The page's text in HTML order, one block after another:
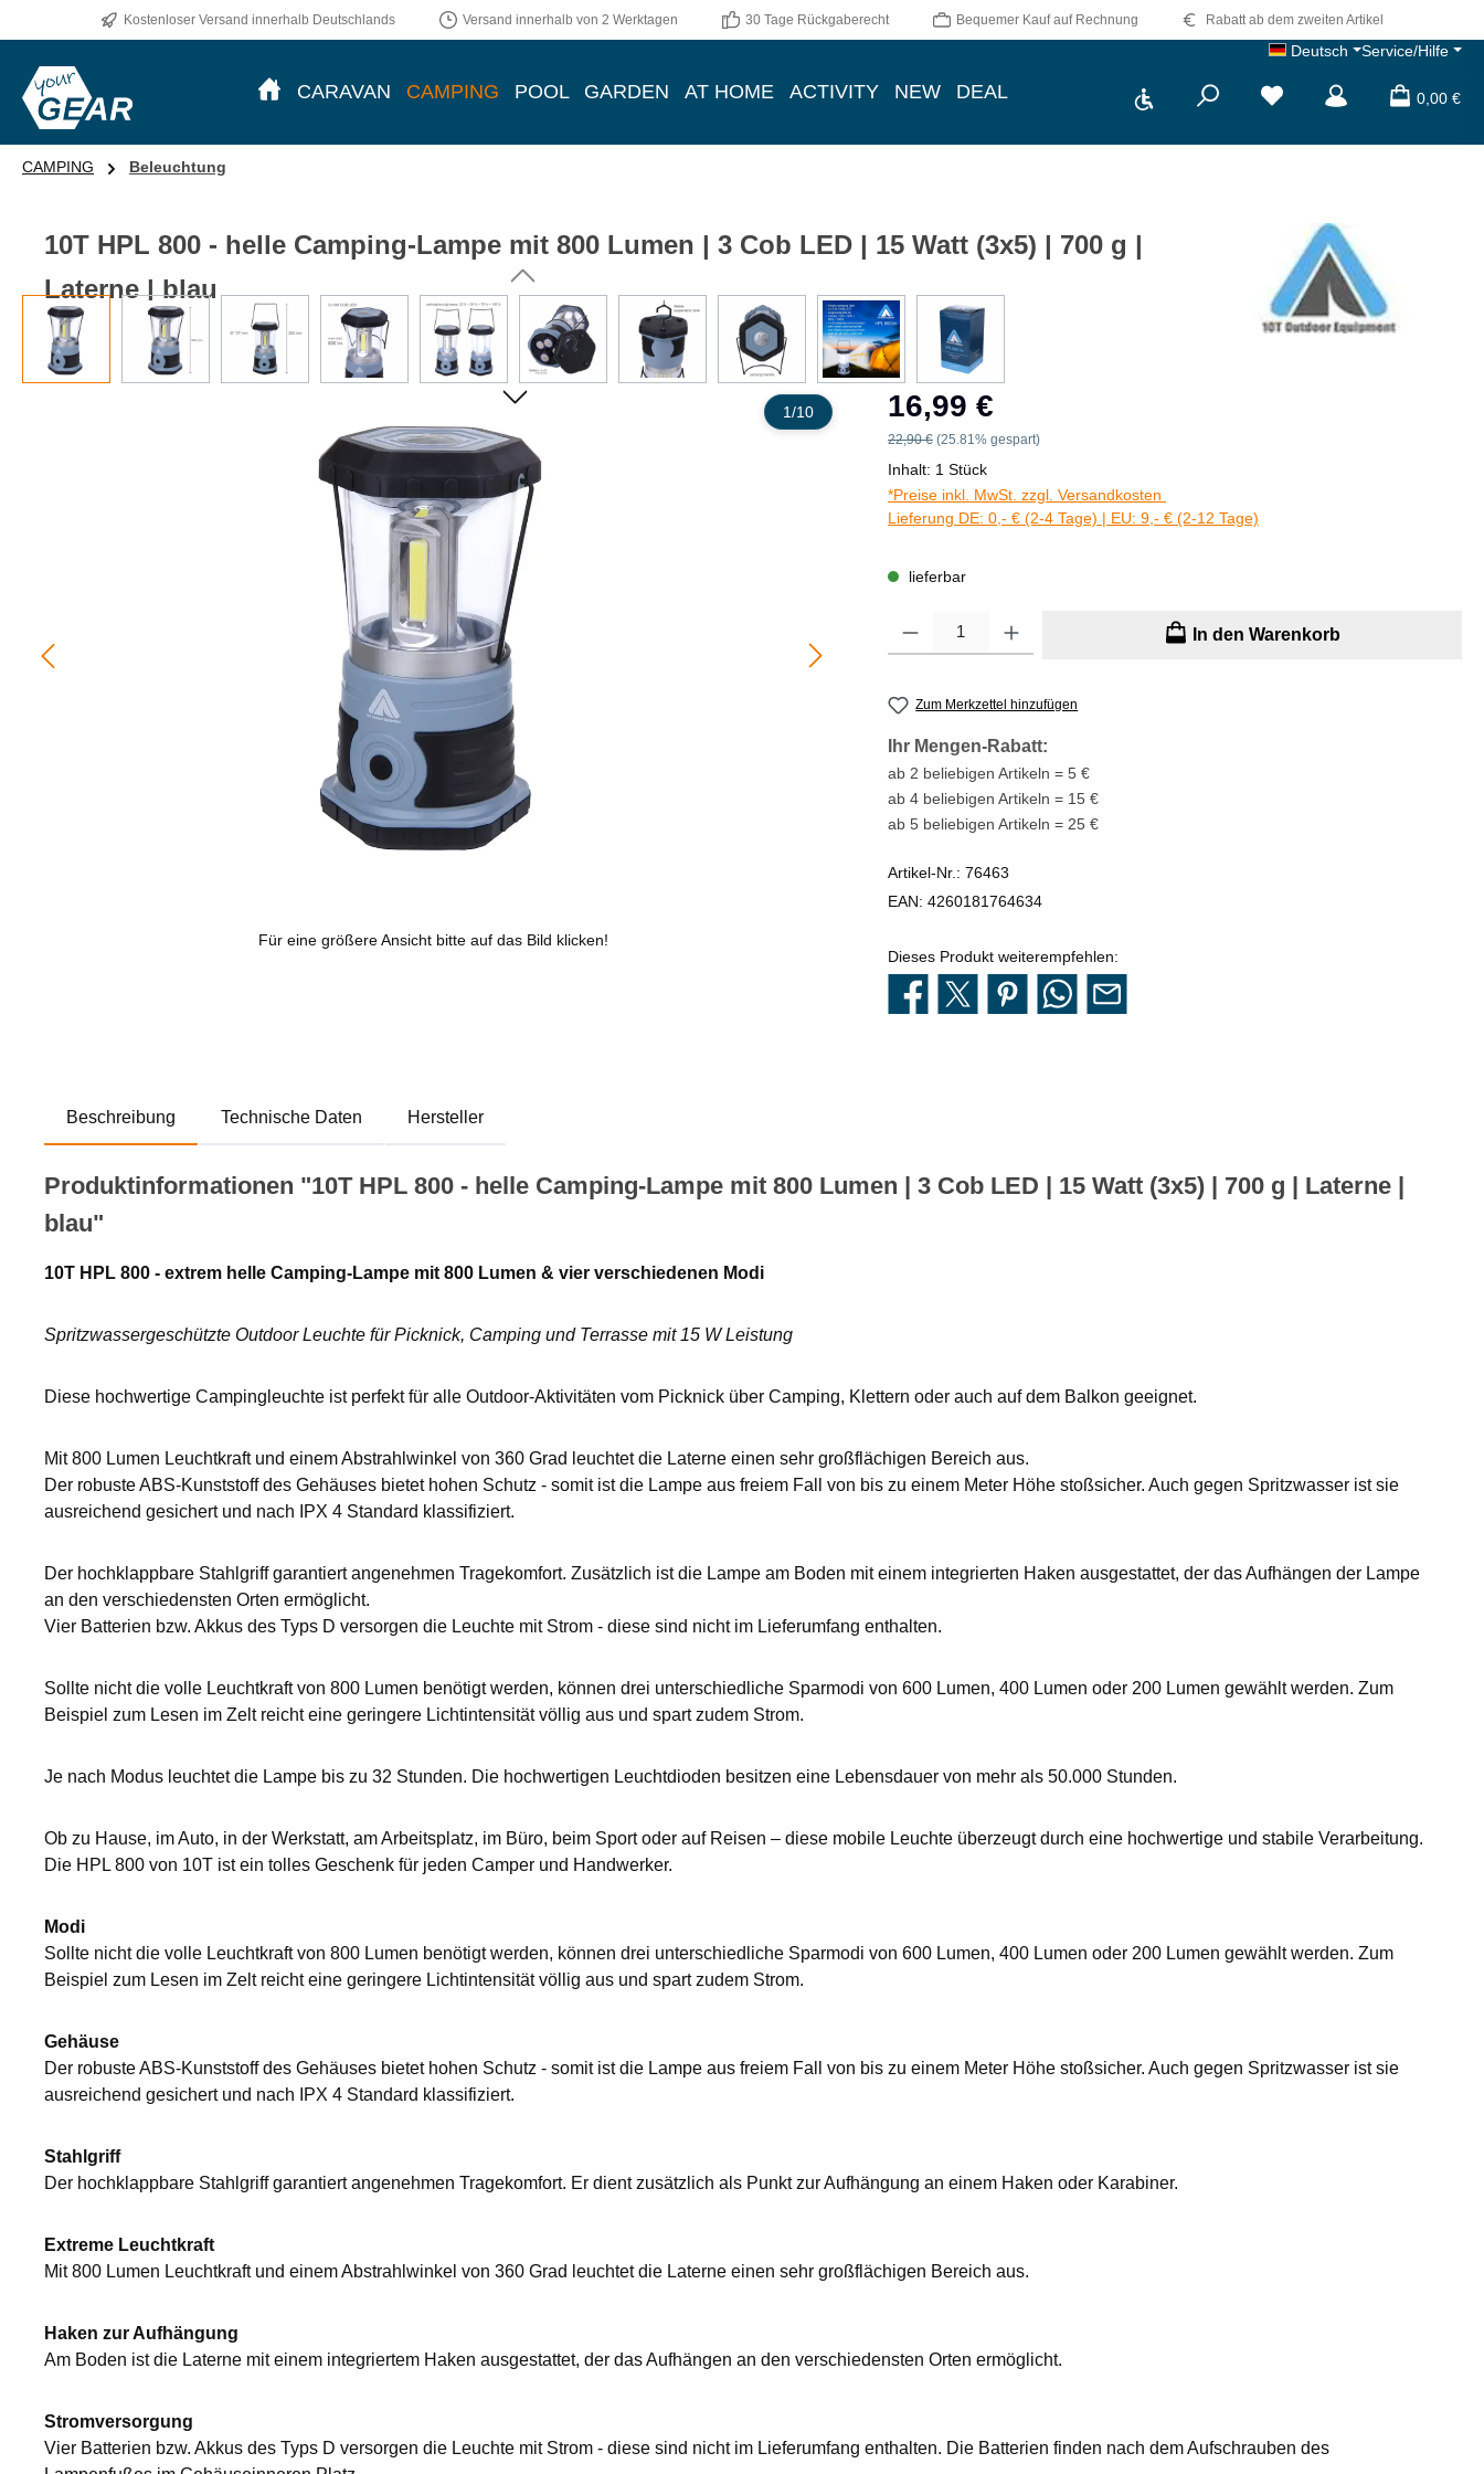
Kostenloser Versand innerhalb Deutschlands Versand innerhalb von 2 Werktagen 30 Tage Rückgaberecht Bequemer Kauf auf Rechnung Rabatt ab dem zweiten Artikel
Deutsch Service/Hilfe
CARAVAN CAMPING POOL GARDEN AT HOME ACTIVITY NEW DEAL Werkzeugleiste anzeigenDu hast 0 Produkte auf
0,00 €
CAMPING Beleuchtung
10T HPL 800 - helle Camping-Lampe mit 800 Lumen | 3 Cob LED | 15 Watt (3x5) | 700 g |
Laterne | blau
Für eine größere Ansicht bitte auf das Bild klicken!
1/10
Verkaufspreis:
16,99 €
Regulärer Preis:
22,90 € (25.81% gespart)
Inhalt: 1 Stück
*Preise inkl. MwSt. zzgl. Versandkosten
Lieferung DE: 0,- € (2-4 Tage) | EU: 9,- € (2-12 Tage)
lieferbar
Produkt Anzahl: Gib den gewünschten Wert ein oder benutze die Schaltflächen um
In den Warenkorb
Zum Merkzettel hinzufügen
Ihr Mengen-Rabatt:
ab 2 beliebigen Artikeln = 5 €
ab 4 beliebigen Artikeln = 15 €
ab 5 beliebigen Artikeln = 25 €
Artikel-Nr.: 76463
EAN: 4260181764634
Dieses Produkt weiterempfehlen:
Beschreibung Technische Daten Hersteller
Produktinformationen "10T HPL 800 - helle Camping-Lampe mit 800 Lumen | 3 Cob LED | 15 Watt (3x5) | 700 g | Laterne |
blau"
10T HPL 800 - extrem helle Camping-Lampe mit 800 Lumen & vier verschiedenen Modi
Spritzwassergeschützte Outdoor Leuchte für Picknick, Camping und Terrasse mit 15 W Leistung
Diese hochwertige Campingleuchte ist perfekt für alle Outdoor-Aktivitäten vom Picknick über Camping, Klettern oder auch auf dem Balkon geeignet.
Mit 800 Lumen Leuchtkraft und einem Abstrahlwinkel von 360 Grad leuchtet die Laterne einen sehr großflächigen Bereich aus.
Der robuste ABS-Kunststoff des Gehäuses bietet hohen Schutz - somit ist die Lampe aus freiem Fall von bis zu einem Meter Höhe stoßsicher. Auch gegen Spritzwasser ist sie
ausreichend gesichert und nach IPX 4 Standard klassifiziert.
Der hochklappbare Stahlgriff garantiert angenehmen Tragekomfort. Zusätzlich ist die Lampe am Boden mit einem integrierten Haken ausgestattet, der das Aufhängen der Lampe
an den verschiedensten Orten ermöglicht.
Vier Batterien bzw. Akkus des Typs D versorgen die Leuchte mit Strom - diese sind nicht im Lieferumfang enthalten.
Sollte nicht die volle Leuchtkraft von 800 Lumen benötigt werden, können drei unterschiedliche Sparmodi von 600 Lumen, 400 Lumen oder 200 Lumen gewählt werden. Zum
Beispiel zum Lesen im Zelt reicht eine geringere Lichtintensität völlig aus und spart zudem Strom.
Je nach Modus leuchtet die Lampe bis zu 32 Stunden. Die hochwertigen Leuchtdioden besitzen eine Lebensdauer von mehr als 50.000 Stunden.
Ob zu Hause, im Auto, in der Werkstatt, am Arbeitsplatz, im Büro, beim Sport oder auf Reisen – diese mobile Leuchte überzeugt durch eine hochwertige und stabile Verarbeitung.
Die HPL 800 von 10T ist ein tolles Geschenk für jeden Camper und Handwerker.
Modi
Sollte nicht die volle Leuchtkraft von 800 Lumen benötigt werden, können drei unterschiedliche Sparmodi von 600 Lumen, 400 Lumen oder 200 Lumen gewählt werden. Zum
Beispiel zum Lesen im Zelt reicht eine geringere Lichtintensität völlig aus und spart zudem Strom.
Gehäuse
Der robuste ABS-Kunststoff des Gehäuses bietet hohen Schutz - somit ist die Lampe aus freiem Fall von bis zu einem Meter Höhe stoßsicher. Auch gegen Spritzwasser ist sie
ausreichend gesichert und nach IPX 4 Standard klassifiziert.
Stahlgriff
Der hochklappbare Stahlgriff garantiert angenehmen Tragekomfort. Er dient zusätzlich als Punkt zur Aufhängung an einem Haken oder Karabiner.
Extreme Leuchtkraft
Mit 800 Lumen Leuchtkraft und einem Abstrahlwinkel von 360 Grad leuchtet die Laterne einen sehr großflächigen Bereich aus.
Haken zur Aufhängung
Am Boden ist die Laterne mit einem integriertem Haken ausgestattet, der das Aufhängen an den verschiedensten Orten ermöglicht.
Stromversorgung
Vier Batterien bzw. Akkus des Typs D versorgen die Leuchte mit Strom - diese sind nicht im Lieferumfang enthalten. Die Batterien finden nach dem Aufschrauben des